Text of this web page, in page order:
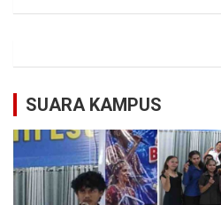
SUARA KAMPUS